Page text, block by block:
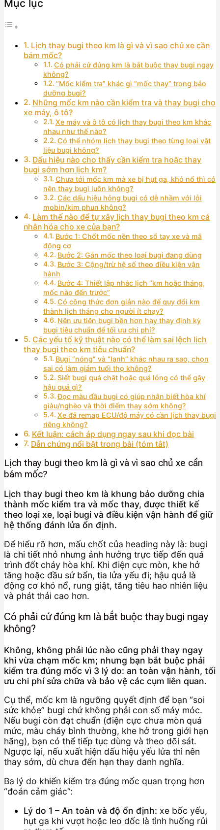
Mục lục
Lịch thay bugi theo km là gì và vì sao chủ xe cần
bám mốc?
Có phải cứ đúng km là bắt buộc thay bugi ngay
không?
“Mốc kiểm tra” khác gì “mốc thay” trong bảo
dưỡng bugi?
Những mốc km nào cần kiểm tra và thay bugi cho
xe máy, ô tô?
Xe máy và ô tô có lịch thay bugi theo km khác
nhau như thế nào?
Có thể nhóm lịch thay bugi theo từng loại vật
liệu bugi không?
Dấu hiệu nào cho thấy cần kiểm tra hoặc thay
bugi sớm hơn lịch km?
Chưa tới mốc km mà xe bị hụt ga, khó nổ thì có
nên thay bugi luôn không?
Các dấu hiệu hỏng bugi có dễ nhầm với lỗi
mobin/kim phun không?
Làm thế nào để tự xây lịch thay bugi theo km cá
nhân hóa cho xe của bạn?
Bước 1: Chốt mốc nền theo sổ tay xe và mã
động cơ
Bước 2: Gắn mốc theo loại bugi đang dùng
Bước 3: Cộng/trừ hệ số theo điều kiện vận
hành
Bước 4: Thiết lập nhắc lịch “km hoặc tháng,
mốc nào đến trước”
Có công thức đơn giản nào để quy đổi km
thành lịch tháng cho người ít chạy?
Nên ưu tiên bugi bền hơn hay thay định kỳ
bugi tiêu chuẩn để tối ưu chi phí?
Các yếu tố kỹ thuật nào có thể làm sai lệch lịch
thay bugi theo km tiêu chuẩn?
Bugi “nóng” và “lạnh” khác nhau ra sao, chọn
sai có làm giảm tuổi thọ không?
Siết bugi quá chặt hoặc quá lỏng có thể gây
hậu quả gì?
Đọc màu đầu bugi có giúp nhận biết hòa khí
giàu/nghèo và thời điểm thay sớm không?
Xe đã remap ECU/độ máy có cần lịch thay bugi
riêng không?
Kết luận: cách áp dụng ngay sau khi đọc bài
Dẫn chứng nổi bật trong bài (tóm tắt)
Lịch thay bugi theo km là gì và vì sao chủ xe cần
bám mốc?
Lịch thay bugi theo km là khung bảo dưỡng chia
thành mốc kiểm tra và mốc thay, được thiết kế
theo loại xe, loại bugi và điều kiện vận hành để giữ
hệ thống đánh lửa ổn định.
Để hiểu rõ hơn, mấu chốt của heading này là: bugi
là chi tiết nhỏ nhưng ảnh hưởng trực tiếp đến quá
trình đốt cháy hòa khí. Khi điện cực mòn, khe hở
tăng hoặc đầu sứ bẩn, tia lửa yếu đi; hậu quả là
động cơ khó nổ, rung giật, tăng tiêu hao nhiên liệu
và phát thải cao hơn.
Có phải cứ đúng km là bắt buộc thay bugi ngay
không?
Không, không phải lúc nào cũng phải thay ngay
khi vừa chạm mốc km; nhưng bạn bắt buộc phải
kiểm tra đúng mốc vì 3 lý do: an toàn vận hành, tối
ưu chi phí sửa chữa và bảo vệ các cụm liên quan.
Cụ thể, mốc km là ngưỡng quyết định để bạn “soi
sức khỏe” bugi chứ không phải con số máy móc.
Nếu bugi còn đạt chuẩn (điện cực chưa mòn quá
mức, màu cháy bình thường, khe hở trong giới hạn
hãng), bạn có thể tiếp tục dùng và theo dõi sát.
Ngược lại, nếu xuất hiện dấu hiệu yếu lửa thì nên
thay sớm, dù chưa đến hạn thay danh nghĩa.
Ba lý do khiến kiểm tra đúng mốc quan trọng hơn
“đoán cảm giác”:
Lý do 1 – An toàn và độ ổn định: xe bốc yếu,
hụt ga khi vượt hoặc leo dốc là tình huống rủi